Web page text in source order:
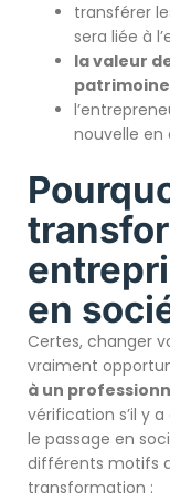
transférer
sera liée à
la valeur
nouvelle en
en
Certes, changer
vraiment
à un
vérification s’il y
le passage en
différents motifs
transformation :